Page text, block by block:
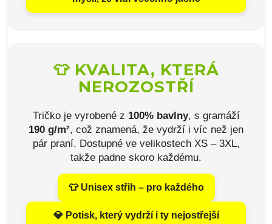
👕 KVALITA, KTERÁ
NEROZOSTŘÍ
Tričko je vyrobené z 100% bavlny, s gramáží
190 g/m², což znamená, že vydrží i víc než jen
pár praní. Dostupné ve velikostech XS – 3XL,
takže padne skoro každému.
👕 Unisex střih – pro každého
💎 Potisk, který vydrží i ty nejostřejší